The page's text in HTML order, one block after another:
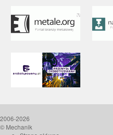
2006-2026
© Mechanik